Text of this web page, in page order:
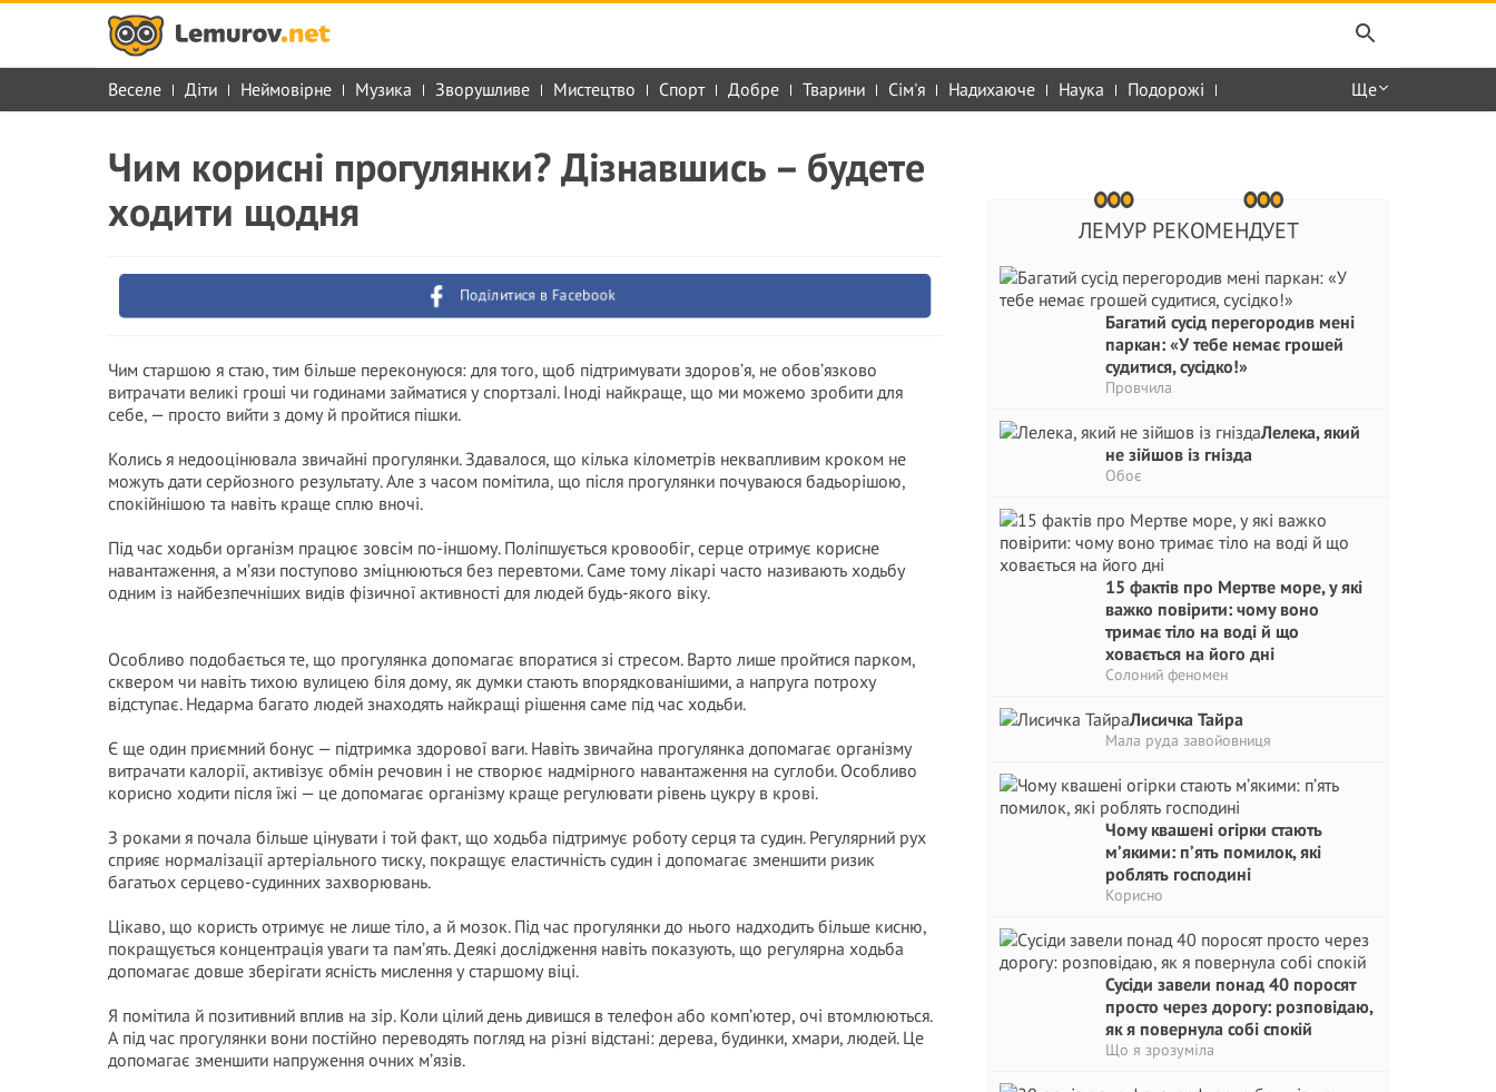
Веселе Діти Неймовірне Музика Зворушливе Мистецтво Спорт Добре Тварини Сім'я Надихаюче Наука Подорожі Ще
ЛЕМУР РЕКОМЕНДУЕТ
Багатий сусід перегородив мені
паркан: «У тебе немає грошей
судитися, сусідко!»
Провчила
Лелека, який
не зійшов із гнізда
Обоє
15 фактів про Мертве море, у які
важко повірити: чому воно
тримає тіло на воді й що
ховається на його дні
Солоний феномен
Лисичка Тайра
Мала руда завойовниця
Чому квашені огірки стають
м’якими: п’ять помилок, які
роблять господині
Корисно
Сусіди завели понад 40 поросят
просто через дорогу: розповідаю,
як я повернула собі спокій
Що я зрозуміла
Чим корисні прогулянки? Дізнавшись – будете
ходити щодня
Поділитися в Facebook
Чим старшою я стаю, тим більше переконуюся: для того, щоб підтримувати здоров’я, не обов’язково
витрачати великі гроші чи годинами займатися у спортзалі. Іноді найкраще, що ми можемо зробити для
себе, — просто вийти з дому й пройтися пішки.
Колись я недооцінювала звичайні прогулянки. Здавалося, що кілька кілометрів неквапливим кроком не
можуть дати серйозного результату. Але з часом помітила, що після прогулянки почуваюся бадьорішою,
спокійнішою та навіть краще сплю вночі.
Під час ходьби організм працює зовсім по-іншому. Поліпшується кровообіг, серце отримує корисне
навантаження, а м’язи поступово зміцнюються без перевтоми. Саме тому лікарі часто називають ходьбу
одним із найбезпечніших видів фізичної активності для людей будь-якого віку.
Особливо подобається те, що прогулянка допомагає впоратися зі стресом. Варто лише пройтися парком,
сквером чи навіть тихою вулицею біля дому, як думки стають впорядкованішими, а напруга потроху
відступає. Недарма багато людей знаходять найкращі рішення саме під час ходьби.
Є ще один приємний бонус — підтримка здорової ваги. Навіть звичайна прогулянка допомагає організму
витрачати калорії, активізує обмін речовин і не створює надмірного навантаження на суглоби. Особливо
корисно ходити після їжі — це допомагає організму краще регулювати рівень цукру в крові.
З роками я почала більше цінувати і той факт, що ходьба підтримує роботу серця та судин. Регулярний рух
сприяє нормалізації артеріального тиску, покращує еластичність судин і допомагає зменшити ризик
багатьох серцево-судинних захворювань.
Цікаво, що користь отримує не лише тіло, а й мозок. Під час прогулянки до нього надходить більше кисню,
покращується концентрація уваги та пам’ять. Деякі дослідження навіть показують, що регулярна ходьба
допомагає довше зберігати ясність мислення у старшому віці.
Я помітила й позитивний вплив на зір. Коли цілий день дивишся в телефон або комп’ютер, очі втомлюються.
А під час прогулянки вони постійно переводять погляд на різні відстані: дерева, будинки, хмари, людей. Це
допомагає зменшити напруження очних м’язів.